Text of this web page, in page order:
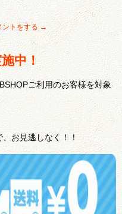
ントをする →
中！
ご利用のお客様を対象
お見逃しなく！！